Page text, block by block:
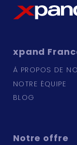
xpand
À PROPOS DE
NOTRE ÉQUIPE
BLOG
Notre offre